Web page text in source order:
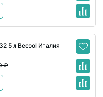
5 л Becool Италия
₽